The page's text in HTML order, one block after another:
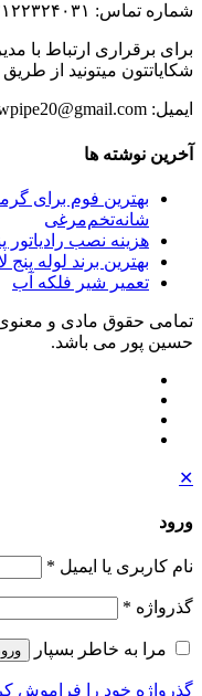
شماره تماس: ۰۲۱۲۲۳۲۴۰۳۱
برای برقراری ارتباط با
شکایاتتون میتونید از طریق
ایمیل: newpipe20@gmail.com
آخرین نوشته ها
شانه‌تخم‌مرغی
هزینه نصب رادیاتور
بهترین برند لوله پنج
تعمیر شیر فلکه آب
تمامی حقوق مادی و
حسین پور می باشد.
✕
ورود
نام کاربری یا ایمیل *
گذرواژه *
مرا به خاطر بسپار
گذرواژه خود را فراموش